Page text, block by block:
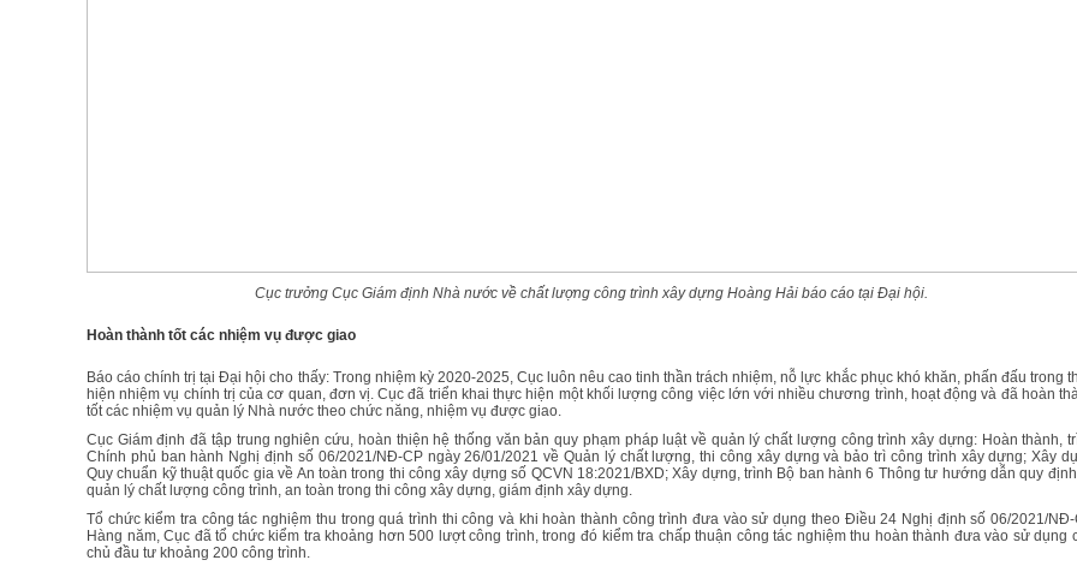
Cục trưởng Cục Giám định Nhà nước về chất lượng công trình xây dựng Hoàng Hải báo cáo tại Đại hội.
Hoàn thành tốt các nhiệm vụ được giao
Báo cáo chính trị tại Đại hội cho thấy: Trong nhiệm kỳ 2020-2025, Cục luôn nêu cao tinh thần trách nhiệm, nỗ lực khắc phục khó khăn, phấn đấu trong
hiện nhiệm vụ chính trị của cơ quan, đơn vị. Cục đã triển khai thực hiện một khối lượng công việc lớn với nhiều chương trình, hoạt động và đã hoàn
tốt các nhiệm vụ quản lý Nhà nước theo chức năng, nhiệm vụ được giao.
Cục Giám định đã tập trung nghiên cứu, hoàn thiện hệ thống văn bản quy phạm pháp luật về quản lý chất lượng công trình xây dựng: Hoàn thành,
Chính phủ ban hành Nghị định số 06/2021/NĐ-CP ngày 26/01/2021 về Quản lý chất lượng, thi công xây dựng và bảo trì công trình xây dựng; Xây
Quy chuẩn kỹ thuật quốc gia về An toàn trong thi công xây dựng số QCVN 18:2021/BXD; Xây dựng, trình Bộ ban hành 6 Thông tư hướng dẫn quy
quản lý chất lượng công trình, an toàn trong thi công xây dựng, giám định xây dựng.
Tổ chức kiểm tra công tác nghiệm thu trong quá trình thi công và khi hoàn thành công trình đưa vào sử dụng theo Điều 24 Nghị định số 06/2021/NĐ-
Hàng năm, Cục đã tổ chức kiểm tra khoảng hơn 500 lượt công trình, trong đó kiểm tra chấp thuận công tác nghiệm thu hoàn thành đưa vào sử dụng
chủ đầu tư khoảng 200 công trình.